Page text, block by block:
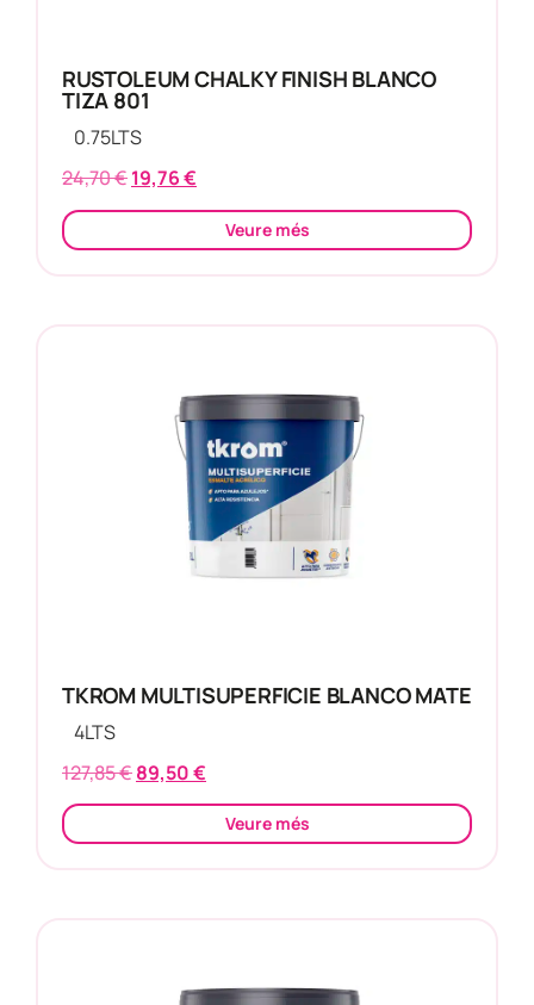
RUSTOLEUM CHALKY FINISH BLANCO
TIZA 801
0.75LTS
24,70€19,76€
Veure més
TKROM MULTISUPERFICIE BLANCO MATE
4LTS
127,85€89,50€
Veure més